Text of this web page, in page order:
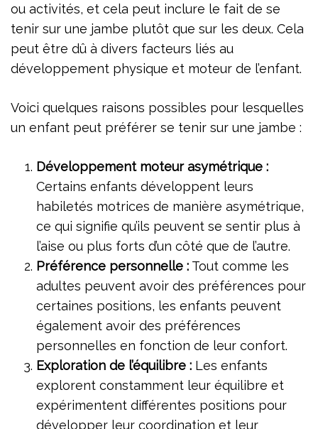
ou activités, et cela peut inclure le fait de se
tenir sur une jambe plutôt que sur les deux. Cela
peut être dû à divers facteurs liés au
développement physique et moteur de l’enfant.
Voici quelques raisons possibles pour lesquelles
un enfant peut préférer se tenir sur une jambe :
Développement moteur asymétrique :
Certains enfants développent leurs
habiletés motrices de manière asymétrique,
ce qui signifie qu’ils peuvent se sentir plus à
l’aise ou plus forts d’un côté que de l’autre.
Préférence personnelle : Tout comme les
adultes peuvent avoir des préférences pour
certaines positions, les enfants peuvent
également avoir des préférences
personnelles en fonction de leur confort.
Exploration de l’équilibre : Les enfants
explorent constamment leur équilibre et
expérimentent différentes positions pour
développer leur coordination et leur